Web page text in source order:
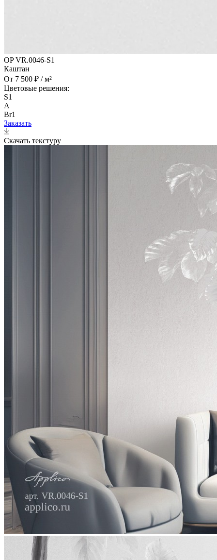
OP VR.0046-S1
Каштан
От 7 500 ₽ / м²
Цветовые решения:
S1
A
Br1
Заказать
Скачать текстуру